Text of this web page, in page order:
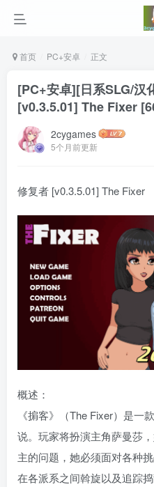
首页 PC+安卓 正文
[PC+安卓][日系SLG/汉
[v0.3.5.01] The Fixer
2cygames
5个月前更新
修复者 [v0.3.5.01] The Fixer
概述：
《掮客》（The Fixer）是一
说。玩家将扮演主角萨曼莎
主的问题，她必须面对各种
在各派系之间斡旋以及追踪